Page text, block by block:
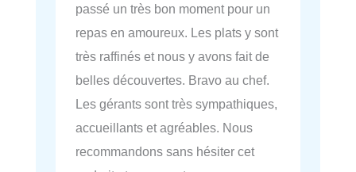
passé un très bon moment pour un
repas en amoureux. Les plats y sont
très raffinés et nous y avons fait de
belles découvertes. Bravo au chef.
Les gérants sont très sympathiques,
accueillants et agréables. Nous
recommandons sans hésiter cet